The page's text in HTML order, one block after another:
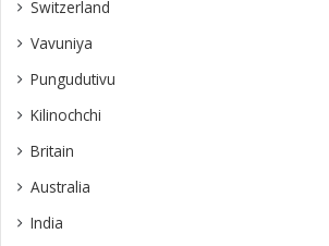
Switzerland
Vavuniya
Pungudutivu
Kilinochchi
Britain
Australia
India